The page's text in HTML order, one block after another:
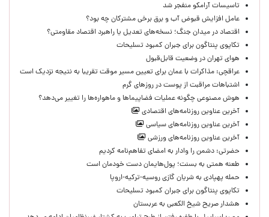
تاسیسات آرامکو منفجر شد
عامل افزایش قبوض آب و برق برخی مشترکان چه بود؟
اقتصاد در میدان جنگ؛ نسخه‌های تعدیل یا راهبرد اقتصاد مقاومتی؟
تکاپوی پنتاگون برای جبران کمبود تسلیحات
هوای تهران در وضعیت قابل‌قبول
عراقچی: مذاکرات با عمان برای تعیین مسیر موقت تقریبا به نتیجه نزدیک است
اشتباهات مراقبت از پوست در روزهای گرم
هوش مصنوعی چگونه عملیات فضاپیماها و ماهواره‌ها را تغییر می‌دهد؟
آخرین عناوین روزنامه‌های اقتصادی
آخرین عناوین روزنامه‌های سیاسی
آخرین عناوین روزنامه‌های ورزشی
حضرتی: دشمن را وادار به امضای تفاهم‌نامه کردیم
طعنه همتی به بسنت؛ پول‌هایمان دست خودمان است
حمله پهپادی به شریان گازی روسیه-ترکیه-اروپا
تکاپوی پنتاگون برای جبران کمبود تسلیحات
هشدار صریح شیخ الکعبی به عربستان